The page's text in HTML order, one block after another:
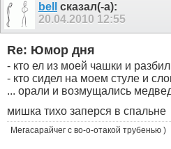
bell
сказал(-а):
20.04.2010 12:55
Re: Юмор дня
- кто ел из моей чашки и
- кто сидел на моем стуле и
... орали и возмущались
мишка тихо заперся в спальне
Мегасарайчег с во-о-отакой трубенью )